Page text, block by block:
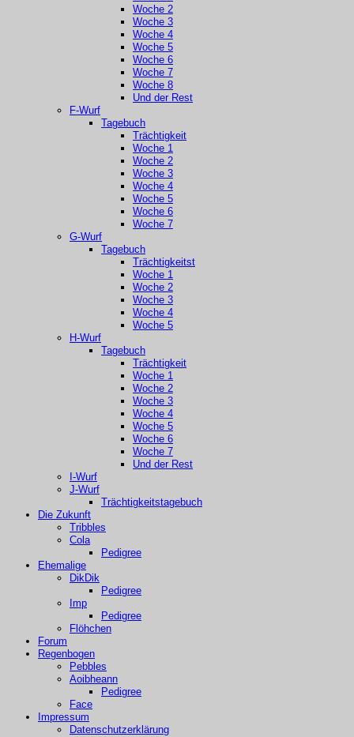
Woche 2
Woche 3
Woche 4
Woche 5
Woche 6
Woche 7
Woche 8
Und der Rest
F-Wurf
Tagebuch
Trächtigkeit
Woche 1
Woche 2
Woche 3
Woche 4
Woche 5
Woche 6
Woche 7
G-Wurf
Tagebuch
Trächtigkeitst
Woche 1
Woche 2
Woche 3
Woche 4
Woche 5
H-Wurf
Tagebuch
Trächtigkeit
Woche 1
Woche 2
Woche 3
Woche 4
Woche 5
Woche 6
Woche 7
Und der Rest
I-Wurf
J-Wurf
Trächtigkeitstagebuch
Die Zukunft
Tribbles
Cola
Pedigree
Ehemalige
DikDik
Pedigree
Imp
Pedigree
Flöhchen
Forum
Regenbogen
Pebbles
Aoibheann
Pedigree
Face
Impressum
Datenschutzerklärung